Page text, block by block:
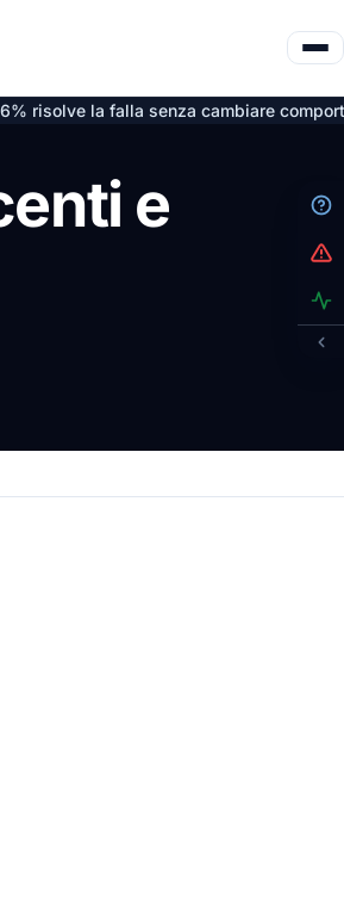
falla senza cambiare comportamento7
e